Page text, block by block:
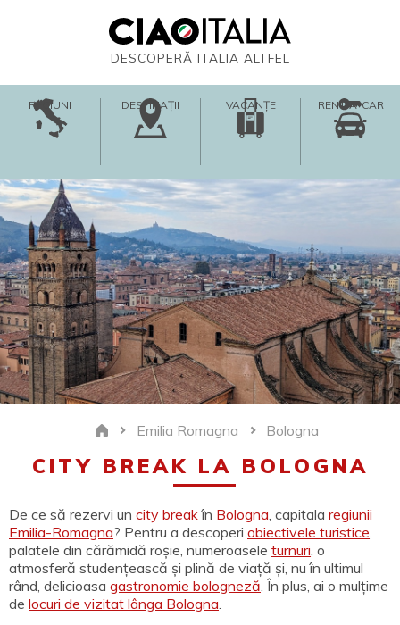
DESCOPERĂ ITALIA ALTFEL
REGIUNI DESTINAȚII VACANȚE RENT-A-CAR
Home Emilia Romagna Bologna
CITY BREAK LA BOLOGNA
De ce să rezervi un city breakîn Bologna, capitala regiunii
Emilia-Romagna? Pentru a descoperi obiectivele turistice,
palatele din cărămidă roșie, numeroasele turnuri, o
atmosferă studențească și plină de viață și, nu în ultimul
rând, delicioasa gastronomie bologneză. În plus, ai o mulțime
de locuri de vizitat lânga Bologna.